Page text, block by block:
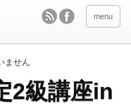
menu
ません
2級講座in